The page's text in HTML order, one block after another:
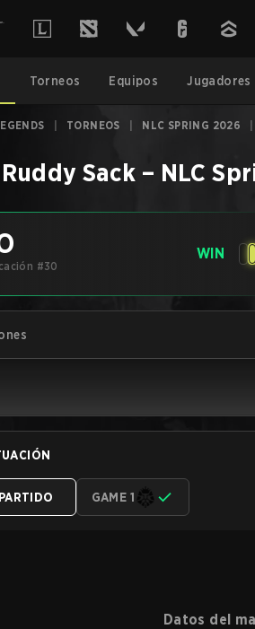
Torneos Equipos Jugadores
TORNEOS NLC SPRING 2026
Sack – NLC
#30
WIN
GAME 1
Datos del